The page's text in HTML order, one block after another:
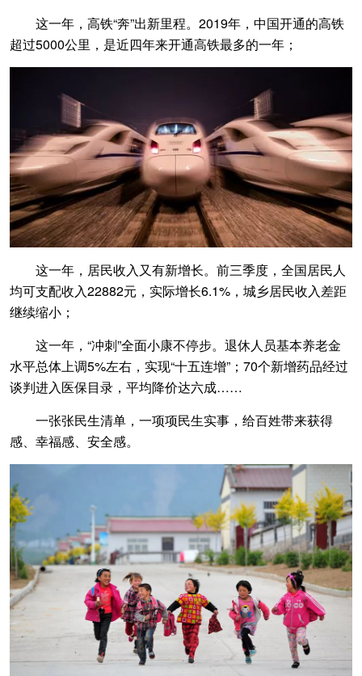
这一年，高铁“奔”出新里程。2019年，中国开通的高铁
超过5000公里，是近四年来开通高铁最多的一年；
这一年，居民收入又有新增长。前三季度，全国居民人
均可支配收入22882元，实际增长6.1%，城乡居民收入差距
继续缩小；
这一年，“冲刺”全面小康不停步。退休人员基本养老金
水平总体上调5%左右，实现“十五连增”；70个新增药品经过
谈判进入医保目录，平均降价达六成……
一张张民生清单，一项项民生实事，给百姓带来获得
感、幸福感、安全感。